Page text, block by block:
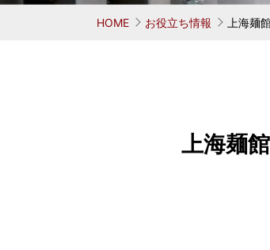
味へのこだわり
業務用中華麺シリーズ
学ぶ 鳥居式らーめん塾
会社概要
HOME お役立ち情報 上海麺
上海麺